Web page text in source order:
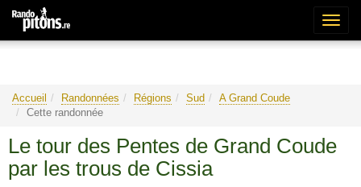
Accueil Randonnées Régions Sud
A Grand Coude
Cette randonnée
Le tour des Pentes de Grand Coude
par les trous de Cissia